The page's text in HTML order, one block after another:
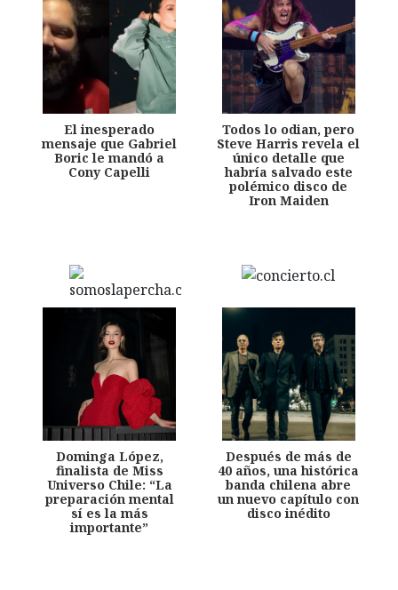
El inesperado
mensaje que Gabriel
Boric le mandó a
Cony Capelli
Todos lo odian, pero
Steve Harris revela el
único detalle que
habría salvado este
polémico disco de
Iron Maiden
Dominga López,
finalista de Miss
Universo Chile: “La
preparación mental
sí es la más
importante”
Después de más de
40 años, una histórica
banda chilena abre
un nuevo capítulo con
disco inédito